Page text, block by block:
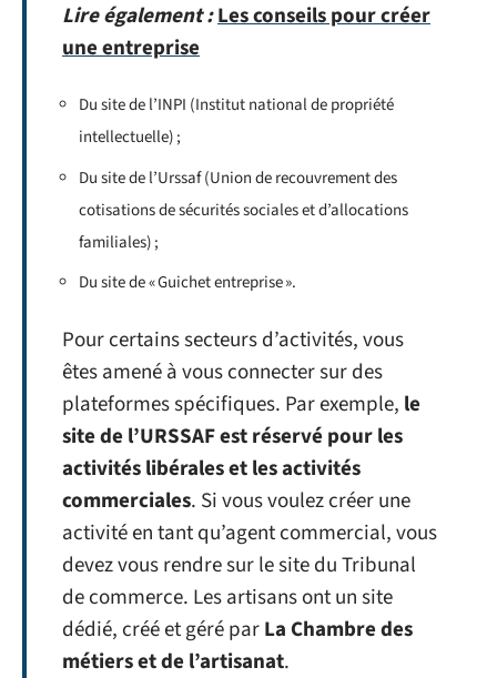
Lire également :Les conseils pour créer
une entreprise
Du site de l’INPI (Institut national de propriété
intellectuelle) ;
Du site de l’Urssaf (Union de recouvrement des
cotisations de sécurités sociales et d’allocations
familiales) ;
Du site de « Guichet entreprise ».
Pour certains secteurs d’activités, vous
êtes amené à vous connecter sur des
plateformes spécifiques. Par exemple, le
site de l’URSSAF est réservé pour les
activités libérales et les activités
commerciales. Si vous voulez créer une
activité en tant qu’agent commercial, vous
devez vous rendre sur le site du Tribunal
de commerce. Les artisans ont un site
dédié, créé et géré parLa Chambre des
métiers et de l’artisanat.